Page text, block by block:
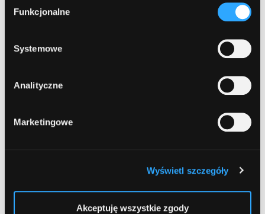
formy korzystania z plików cookies. Więcej:
Polityka
zgody
Funkcjonalne
Systemowe
Analityczne
Marketingowe
Wyświetl szczegóły
Akceptuję wszystkie zgody
Euronet
47 48